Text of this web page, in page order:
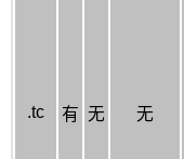
.tc 有 无 无